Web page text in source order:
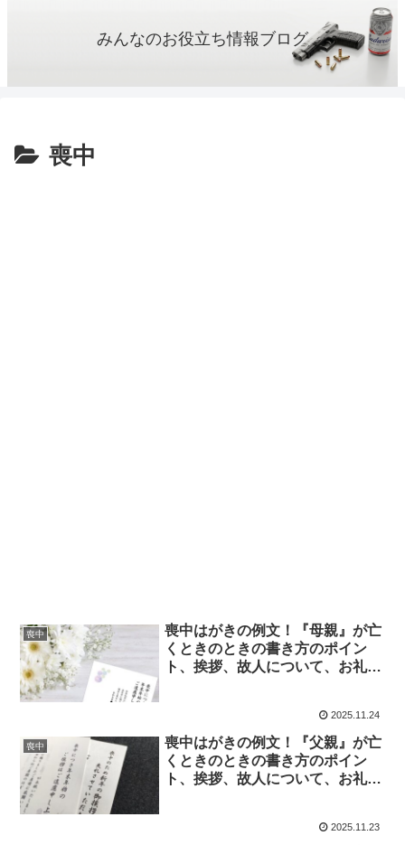
みんなのお役立ち情報ブログ
喪中
喪中
喪中はがきの例文！『母親』が亡
くときのときの書き方のポイン
ト、挨拶、故人について、お礼の
2025.11.24
喪中
喪中はがきの例文！『父親』が亡
くときのときの書き方のポイン
ト、挨拶、故人について、お礼の
2025.11.23